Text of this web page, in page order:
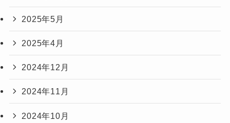
2025年5月
2025年4月
2024年12月
2024年11月
2024年10月